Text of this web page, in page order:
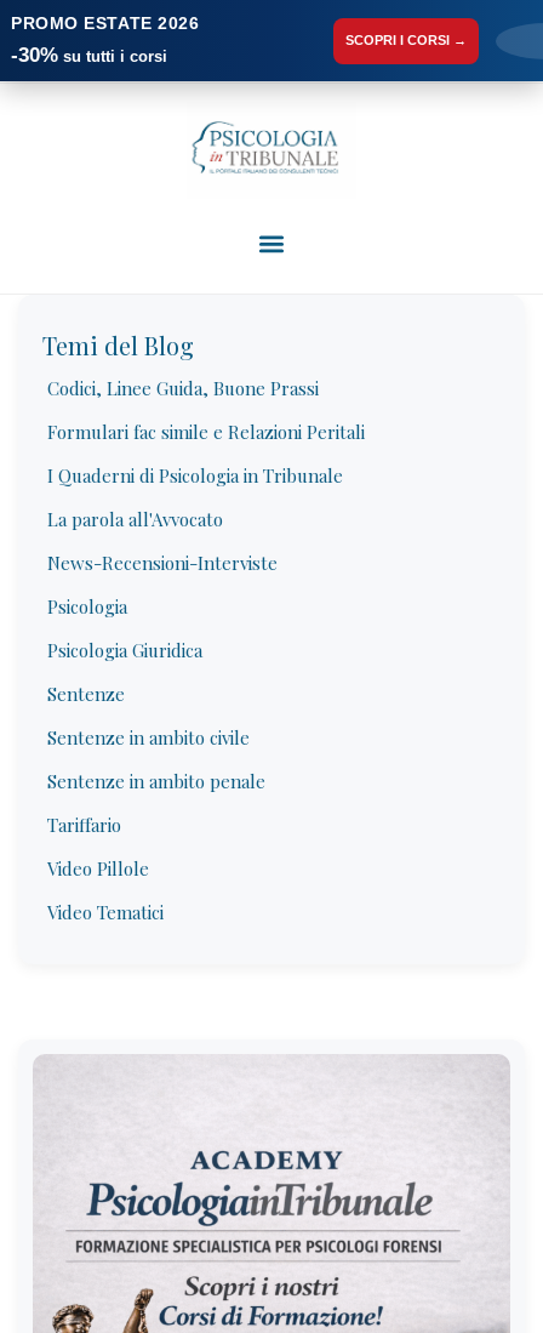
PROMO ESTATE 2026
-30% su tutti i corsi
SCOPRI I CORSI →
Temi del Blog
Codici, Linee Guida, Buone Prassi
Formulari fac simile e Relazioni Peritali
I Quaderni di Psicologia in Tribunale
La parola all'Avvocato
News-Recensioni-Interviste
Psicologia
Psicologia Giuridica
Sentenze
Sentenze in ambito civile
Sentenze in ambito penale
Tariffario
Video Pillole
Video Tematici